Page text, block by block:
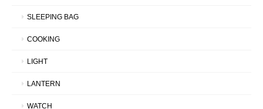
SLEEPING BAG
COOKING
LIGHT
LANTERN
WATCH